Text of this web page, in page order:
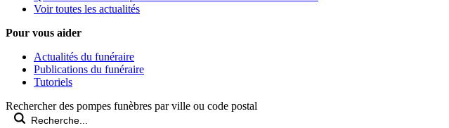
Voir toutes les actualités
Pour vous aider
Actualités du funéraire
Publications du funéraire
Tutoriels
Rechercher des pompes funèbres par ville ou code postal